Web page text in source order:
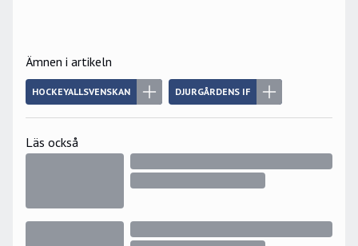
Ämnen i artikeln
HOCKEYALLSVENSKAN DJURGÅRDENS IF
Läs också